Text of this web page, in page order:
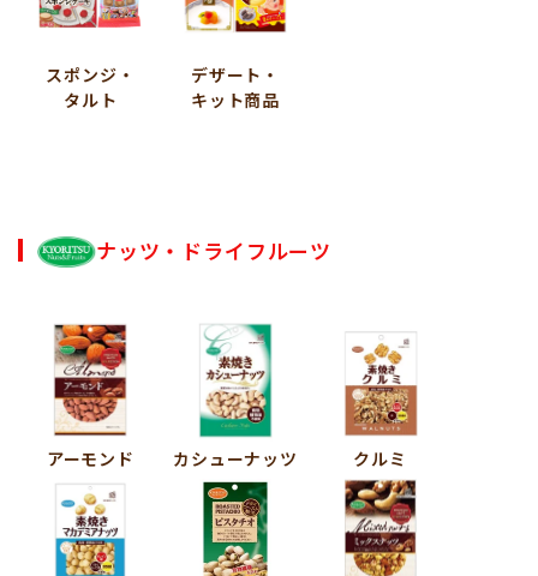
スポンジ・
タルト
デザート・
キット商品
ナッツ・ドライフルーツ
アーモンド カシューナッツ クルミ